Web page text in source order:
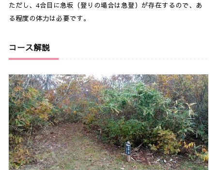
ただし、4合目に急坂（登りの場合は急登）が存在するので、あ
る程度の体力は必要です。
コース解説